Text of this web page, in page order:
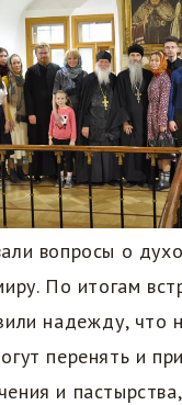
вопросы о
По итогам
надежду, что
перенять и
и